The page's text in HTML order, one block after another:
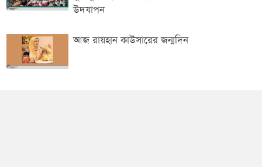
উদযাপন
আজ রায়হান কাউসারের জন্মদিন